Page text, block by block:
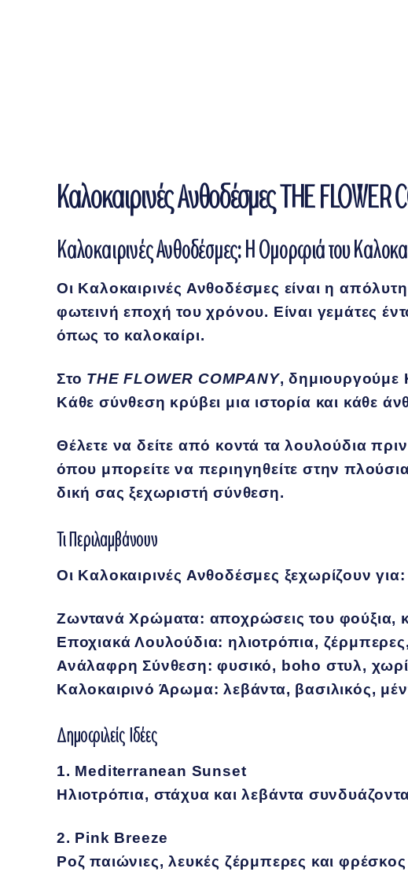
Καλοκαιρινές Ανθοδέσμες THE FLOWER
Καλοκαιρινές Ανθοδέσμες: Η Ομορφιά του
Οι Καλοκαιρινές Ανθοδέσμες είναι η
φωτεινή εποχή του χρόνου. Είναι γεμάτες
όπως το καλοκαίρι.
Στο THE FLOWER COMPANY, δημιουργούμε
Κάθε σύνθεση κρύβει μια ιστορία και κάθε
Θέλετε να δείτε από κοντά τα λουλούδια
όπου μπορείτε να περιηγηθείτε στην
δική σας ξεχωριστή σύνθεση.
Τι Περιλαμβάνουν
Οι Καλοκαιρινές Ανθοδέσμες ξεχωρίζουν για:
Ζωντανά Χρώματα: αποχρώσεις του φούξια,
Εποχιακά Λουλούδια: ηλιοτρόπια,
Ανάλαφρη Σύνθεση: φυσικό, boho στυλ,
Καλοκαιρινό Άρωμα: λεβάντα, βασιλικός,
Δημοφιλείς Ιδέες
1. Mediterranean Sunset
Ηλιοτρόπια, στάχυα και λεβάντα
2. Pink Breeze
Ροζ παιώνιες, λευκές ζέρμπερες και